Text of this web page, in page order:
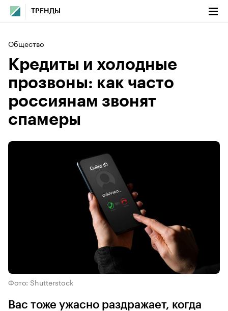
ТРЕНДЫ
Общество
Кредиты и холодные
прозвоны: как часто
россиянам звонят
спамеры
Фото: Shutterstock
Вас тоже ужасно раздражает, когда